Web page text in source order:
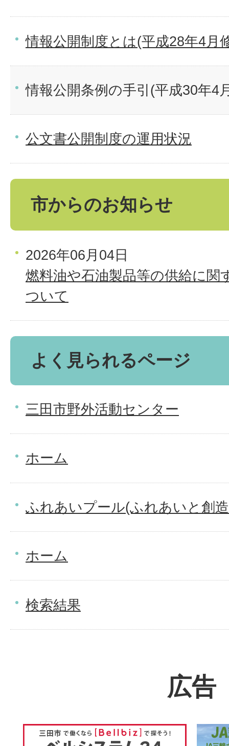
情報公開制度とは(平成28年4月
情報公開条例の手引(平成30年4
公文書公開制度の運用状況
市からのお知らせ
2026年06月04日
燃料油や石油製品等の供給に関
ついて
よく見られるページ
三田市野外活動センター
ホーム
ふれあいプール(ふれあいと創
ホーム
検索結果
広告